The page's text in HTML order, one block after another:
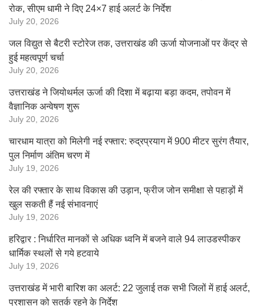
रोक, सीएम धामी ने दिए 24×7 हाई अलर्ट के निर्देश
July 20, 2026
जल विद्युत से बैटरी स्टोरेज तक, उत्तराखंड की ऊर्जा योजनाओं पर केंद्र से
हुई महत्वपूर्ण चर्चा
July 20, 2026
उत्तराखंड ने जियोथर्मल ऊर्जा की दिशा में बढ़ाया बड़ा कदम, तपोवन में
वैज्ञानिक अन्वेषण शुरू
July 20, 2026
चारधाम यात्रा को मिलेगी नई रफ्तार: रुद्रप्रयाग में 900 मीटर सुरंग तैयार,
पुल निर्माण अंतिम चरण में
July 19, 2026
रेल की रफ्तार के साथ विकास की उड़ान, फ्रीज जोन समीक्षा से पहाड़ों में
खुल सकती हैं नई संभावनाएं
July 19, 2026
हरिद्वार : निर्धारित मानकों से अधिक ध्वनि में बजने वाले 94 लाउडस्पीकर
धार्मिक स्थलों से गये हटवाये
July 19, 2026
उत्तराखंड में भारी बारिश का अलर्ट: 22 जुलाई तक सभी जिलों में हाई अलर्ट,
प्रशासन को सतर्क रहने के निर्देश